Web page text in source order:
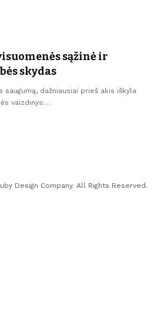
sąžinė ir
skydas
saugumą, dažniausiai prieš akis iškyla
vaizdinys:…
Design Company. All Rights Reserved.